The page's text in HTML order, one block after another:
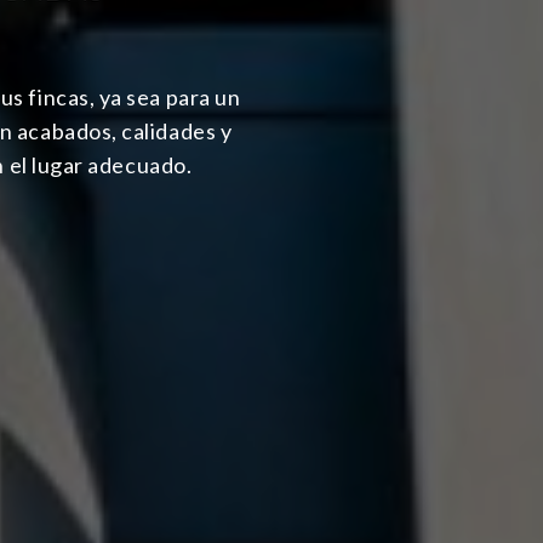
fincas, ya sea para un
acabados, calidades y
el lugar adecuado.